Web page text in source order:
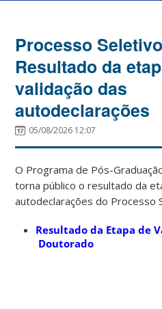
Processo
Resultado da
validação das
autodeclarações
05/08/2026 12:07
O Programa de Pós-
torna público o resultado da
autodeclarações do Processo
Resultado da Etapa de
Doutorado